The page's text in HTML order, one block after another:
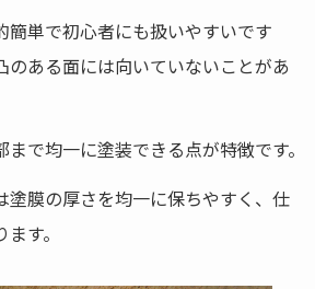
簡単で初心者にも扱いやすいです
のある面には向いていないことがあ
で均一に塗装できる点が特徴です。
塗膜の厚さを均一に保ちやすく、仕
す。